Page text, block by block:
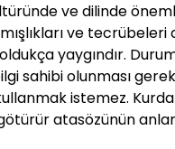
ve dilinde
ve tecrübeleri
yaygındır.
sahibi olunması
istemez.
atasözünün